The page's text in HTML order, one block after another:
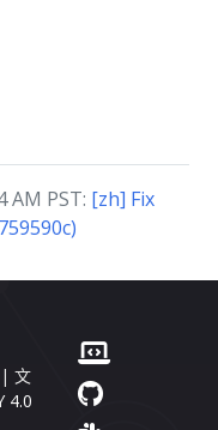
AM PST: [zh] Fix
| 文
4.0